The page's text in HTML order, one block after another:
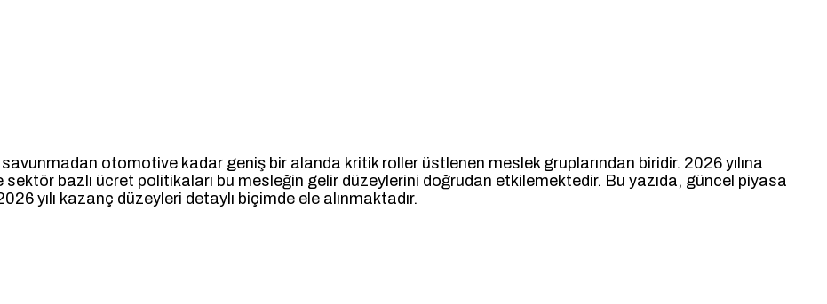
otomotive kadar geniş bir alanda kritik roller üstlenen meslek gruplarından biridir. 2026 yılına
bazlı ücret politikaları bu mesleğin gelir düzeylerini doğrudan etkilemektedir. Bu yazıda, güncel piyasa
yılı kazanç düzeyleri detaylı biçimde ele alınmaktadır.